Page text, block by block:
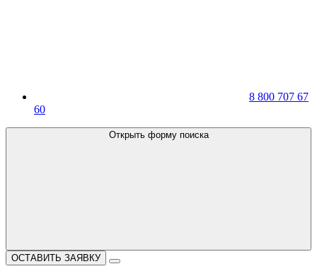
8 800 707 67
60
Открыть форму поиска
ОСТАВИТЬ ЗАЯВКУ